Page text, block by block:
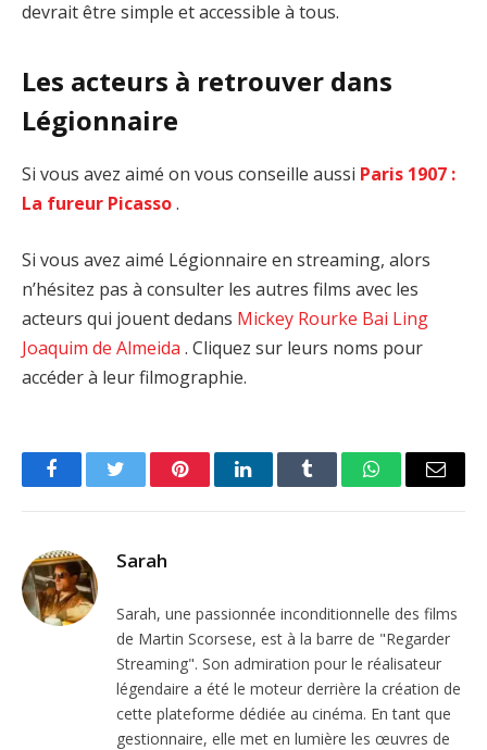
devrait être simple et accessible à tous.
Les acteurs à retrouver dans
Légionnaire
Si vous avez aimé on vous conseille aussi Paris 1907 :
La fureur Picasso.
Si vous avez aimé Légionnaire en streaming, alors
n’hésitez pas à consulter les autres films avec les
acteurs qui jouent dedans Mickey Rourke Bai Ling
Joaquim de Almeida . Cliquez sur leurs noms pour
accéder à leur filmographie.
FacebookTwitter PinterestLinkedInTumblr WhatsAppEmail
Sarah
Sarah, une passionnée inconditionnelle des films
de Martin Scorsese, est à la barre de "Regarder
Streaming". Son admiration pour le réalisateur
légendaire a été le moteur derrière la création de
cette plateforme dédiée au cinéma. En tant que
gestionnaire, elle met en lumière les œuvres de